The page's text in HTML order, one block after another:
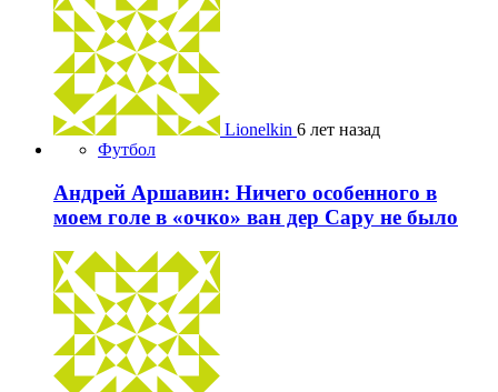
Lionelkin 6 лет назад
Футбол
Андрей Аршавин: Ничего особенного в
моем голе в «очко» ван дер Сару не было